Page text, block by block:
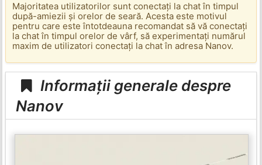
Majoritatea utilizatorilor sunt conectați la chat în timpul
după-amiezii și orelor de seară. Acesta este motivul
pentru care este întotdeauna recomandat să vă conectați
la chat în timpul orelor de vârf, să experimentați numărul
maxim de utilizatori conectați la chat în adresa Nanov.
Informații generale despre
Nanov